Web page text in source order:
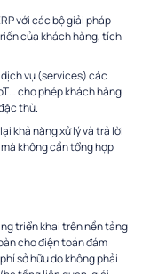
với các bộ giải pháp
của khách hàng, tích
vụ (services) các
cho phép khách hàng
thù.
khả năng xử lý và trả lời
không cần tổng hợp
triển khai trên nền tảng
cho điện toán đám
sở hữu do không phải